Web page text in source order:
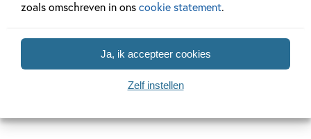
zoals omschreven in onscookie statement.
Ja, ik accepteer cookies
Zelf instellen
door kunnen lezen. Van lekker lange verhalen, tot korte
bundel kom je ze allemaal tegen.
Lees verder